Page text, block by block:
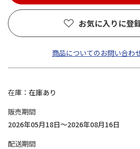
お気に入りに登
商品についてのお問い合わ
在庫
在庫あり
販売期間
2026年05月18日～2026年08月16日
配送期間